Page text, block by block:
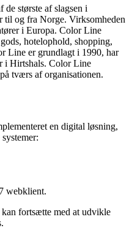
største af slagsen i
til og fra Norge. Virksomheden
i Europa. Color Line
hotelophold, shopping,
Line er grundlagt i 1990, har
i Hirtshals. Color Line
tværs af organisationen.
en digital løsning,
webklient.
fortsætte med at udvikle